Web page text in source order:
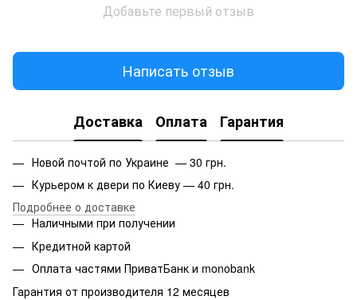
Добавьте первый отзыв
Написать отзыв
Доставка Оплата Гарантия
Новой почтой по Украине — 30 грн.
Курьером к двери по Киеву — 40 грн.
Подробнее о доставке
Наличными при получении
Кредитной картой
Оплата частями ПриватБанк и monobank
Гарантия от производителя 12 месяцев